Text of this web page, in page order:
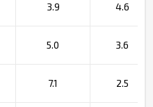
3.9 4.6
5.0 3.6
7.1 2.5